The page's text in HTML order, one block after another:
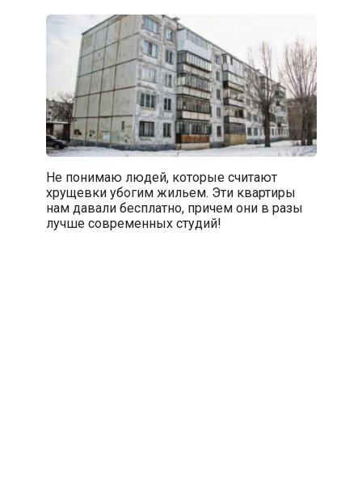
Не понимаю людей, которые считают
хрущевки убогим жильем. Эти квартиры
нам давали бесплатно, причем они в разы
лучше современных студий!